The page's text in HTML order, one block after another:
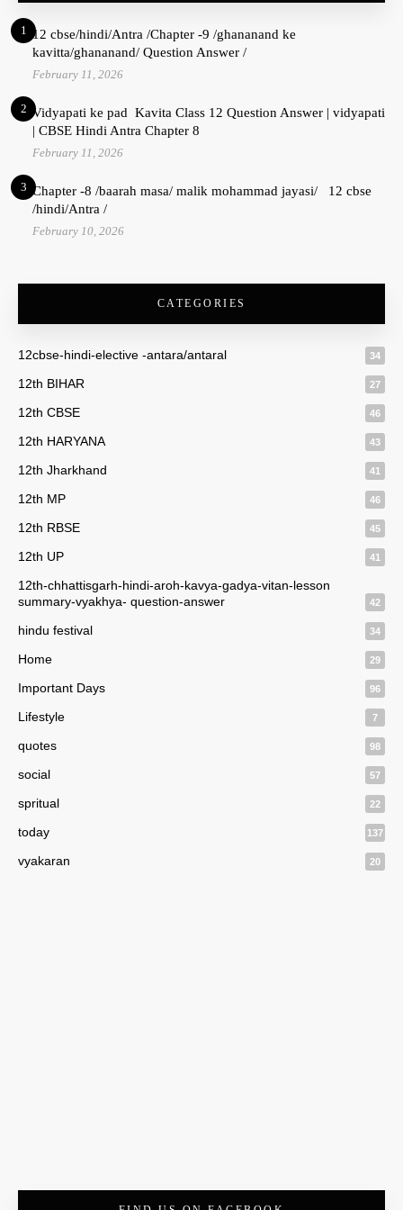
1 12 cbse/hindi/Antra /Chapter -9 /ghananand ke
kavitta/ghananand/ Question Answer /
February 11, 2026
2 Vidyapati ke pad Kavita Class 12 Question Answer | vidyapati
| CBSE Hindi Antra Chapter 8
February 11, 2026
3 Chapter -8 /baarah masa/ malik mohammad jayasi/ 12 cbse
/hindi/Antra /
February 10, 2026
CATEGORIES
12cbse-hindi-elective -antara/antaral 34
12th BIHAR 27
12th CBSE 46
12th HARYANA 43
12th Jharkhand 41
12th MP 46
12th RBSE 45
12th UP 41
12th-chhattisgarh-hindi-aroh-kavya-gadya-vitan-lesson
summary-vyakhya- question-answer
42
hindu festival 34
Home 29
Important Days 96
Lifestyle 7
quotes 98
social 57
spritual 22
today 137
vyakaran 20